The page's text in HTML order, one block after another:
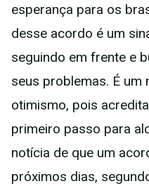
esperança para os
desse acordo é um
seguindo em frente e
seus problemas. É um
otimismo, pois
primeiro passo para
notícia de que um
próximos dias,